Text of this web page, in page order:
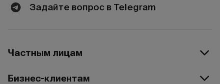
Задайте вопрос в Telegram
Частным лицам
Бизнес-клиентам